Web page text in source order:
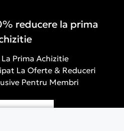
reducere la prima
Prima Achizitie
La Oferte & Reduceri
Pentru Membri